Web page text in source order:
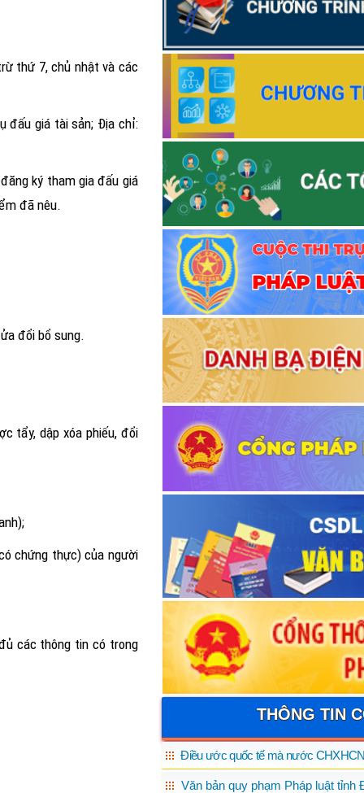
thứ 7, chủ nhật và các
đấu giá tài sản; Địa chỉ:
ký tham gia đấu giá
đã nêu.
đổi bổ sung.
tẩy, dập xóa phiếu, đổi
chứng thực) của người
các thông tin có trong
Thông báo Kết quả Cuộc thi
hóa trên môi trường số của cán
Điện Biên năm 2026”
THÔNG TIN
Điều ước quốc tế mà nước
Văn bản quy phạm Pháp luật tỉnh